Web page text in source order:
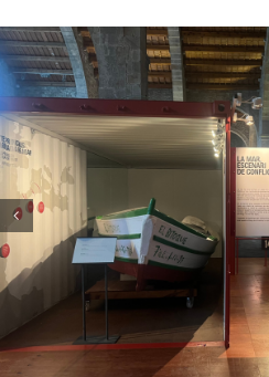
Museu Marítim
Campanyes culturals
i PR